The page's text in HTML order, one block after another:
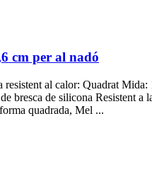
cm per al nadó
al calor: Quadrat
bresca de silicona Resistent
quadrada, Mel ...